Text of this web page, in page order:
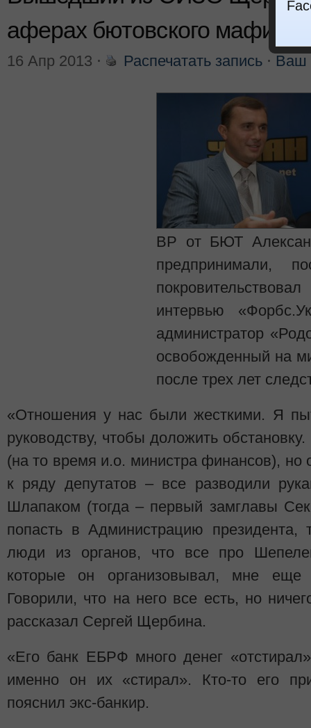
аферах бютовского
16 Апр 2013 ⋅ Распечатать запись ⋅ Ваш
ВР от БЮТ
предпринимали,
интервью
администратор
освобожденный на
после трех лет
«Отношения у нас были жесткими. Я
руководству, чтобы доложить
(на то время и.о. министра финансов),
к ряду депутатов – все разводили
Шлапаком (тогда – первый замглавы
попасть в Администрацию президента,
люди из органов, что все про
которые он организовывал, мне еще
Говорили, что на него все есть, но
рассказал Сергей Щербина.
«Его банк ЕБРФ много денег
именно он их «стирал». Кто-то его
пояснил экс-банкир.